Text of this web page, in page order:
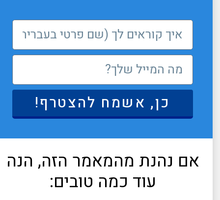
כן, אשמח להצטרף!
אם נהנת מהמאמר הזה, הנה
עוד כמה טובים: